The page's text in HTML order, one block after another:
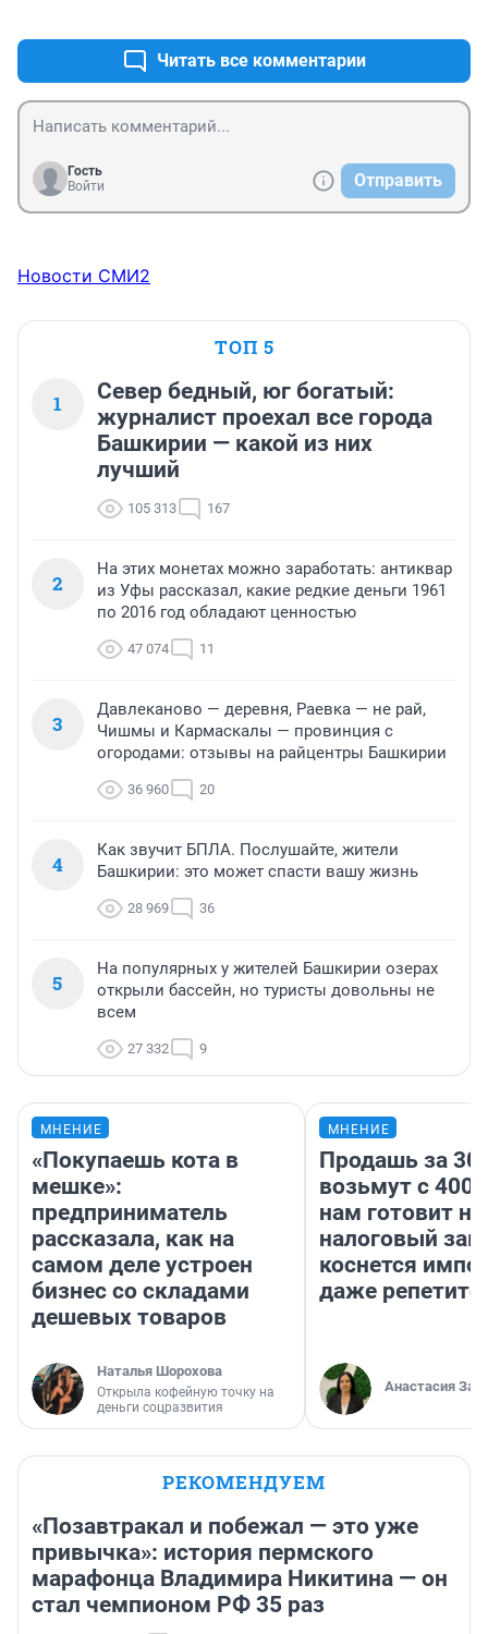
Читать все комментарии
Гость
Войти
Отправить
Новости СМИ2
ТОП 5
1
Север бедный, юг богатый:
журналист проехал все города
Башкирии — какой из них
лучший
105 313 167
2
На этих монетах можно заработать: антиквар
из Уфы рассказал, какие редкие деньги 1961
по 2016 год обладают ценностью
47 074 11
3
Давлеканово — деревня, Раевка — не рай,
Чишмы и Кармаскалы — провинция с
огородами: отзывы на райцентры Башкирии
36 960 20
4
Как звучит БПЛА. Послушайте, жители
Башкирии: это может спасти вашу жизнь
28 969 36
5
На популярных у жителей Башкирии озерах
открыли бассейн, но туристы довольны не
всем
27 332 9
МНЕНИЕ
«Покупаешь кота в
мешке»:
предприниматель
рассказала, как на
самом деле устроен
бизнес со складами
дешевых товаров
Наталья Шорохова
Открыла кофейную точку на
деньги соцразвития
МНЕНИЕ
Продашь за
возьмут с
нам готовит
налоговый
коснется
даже
Анастасия
РЕКОМЕНДУЕМ
«Позавтракал и побежал — это уже
привычка»: история пермского
марафонца Владимира Никитина — он
стал чемпионом РФ 35 раз